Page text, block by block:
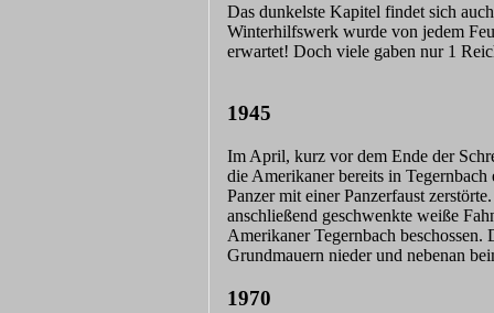
Das dunkelste Kapitel findet sich
Winterhilfswerk wurde von jedem
erwartet! Doch viele gaben nur 1
1945
Im April, kurz vor dem Ende der
die Amerikaner bereits in
Panzer mit einer Panzerfaust
anschließend geschwenkte weiße
Amerikaner Tegernbach
Grundmauern nieder und nebenan
1970